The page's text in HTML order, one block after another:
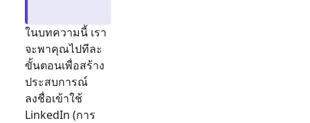
ในบทความนี้ เรา
จะพาคุณไปทีละ
ขั้นตอนเพื่อสร้าง
ประสบการณ์
ลงชื่อเข้าใช้
LinkedIn (การ